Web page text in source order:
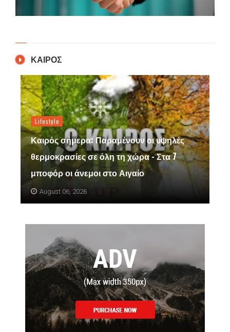
ΚΑΙΡΟΣ
Lifestyle
Καιρός σήμερα: Παραμένουν οι υψηλές
θερμοκρασίες σε όλη τη χώρα - Στα 7
μποφόρ οι άνεμοι στο Αιγαίο
August 06, 2026